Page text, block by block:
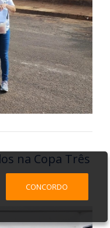
na Copa Três
CONCORDO